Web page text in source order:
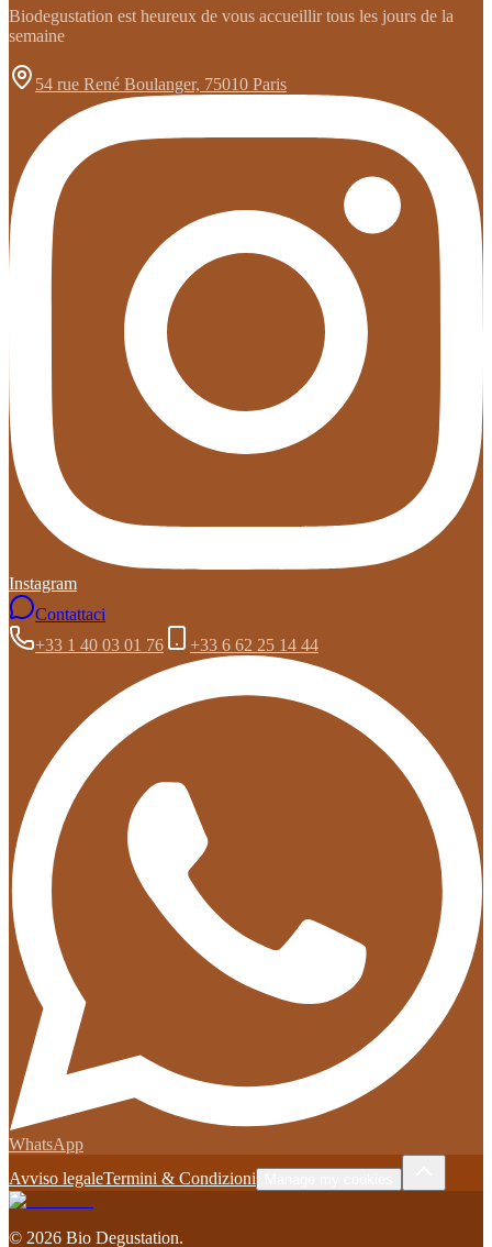
Biodegustation est heureux de vous accueillir tous les jours de la
semaine
54 rue René Boulanger, 75010 Paris
Instagram
Contattaci
+33 1 40 03 01 76
+33 6 62 25 14 44
WhatsApp
Avviso legaleTermini & Condizioni
© 2026 Bio Degustation.